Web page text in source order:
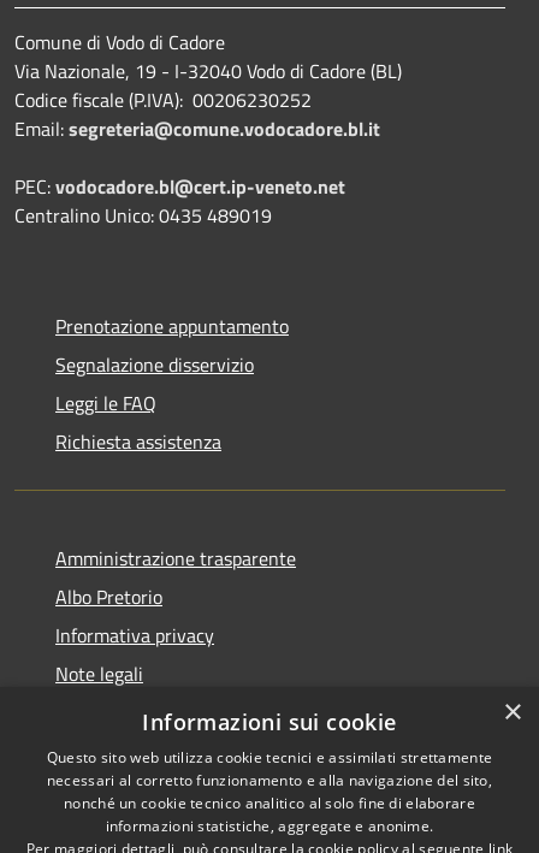
Comune di Vodo di Cadore
Via Nazionale, 19 - I-32040 Vodo di Cadore (BL)
Codice fiscale (P.IVA): 00206230252
Email:segreteria@comune.vodocadore.bl.it
PEC:vodocadore.bl@cert.ip-veneto.net
Centralino Unico: 0435 489019
Prenotazione appuntamento
Segnalazione disservizio
Leggi le FAQ
Richiesta assistenza
Amministrazione trasparente
Albo Pretorio
Informativa privacy
Note legali
Dichiarazione di accessibilità
Copyright © 2026 • Comune di
×
Informazioni sui cookie
Questo sito web utilizza cookie tecnici e assimilati strettamente
necessari al corretto funzionamento e alla navigazione del sito,
nonché un cookie tecnico analitico al solo fine di elaborare
informazioni statistiche, aggregate e anonime.
Per maggiori dettagli, può consultare la cookie policy al seguente link